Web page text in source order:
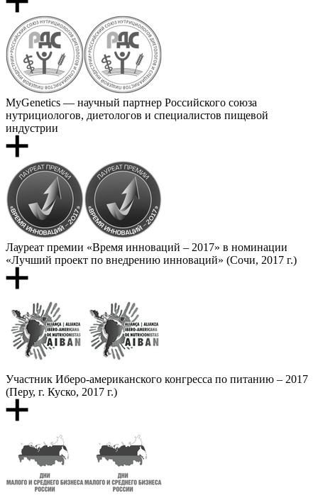
MyGenetics — научный партнер Российского союза
нутрициологов, диетологов и специалистов пищевой
индустрии
Лауреат премии «Время инноваций – 2017» в номинации
«Лучший проект по внедрению инноваций» (Сочи, 2017 г.)
Участник Иберо-американского конгресса по питанию – 2017
(Перу, г. Куско, 2017 г.)